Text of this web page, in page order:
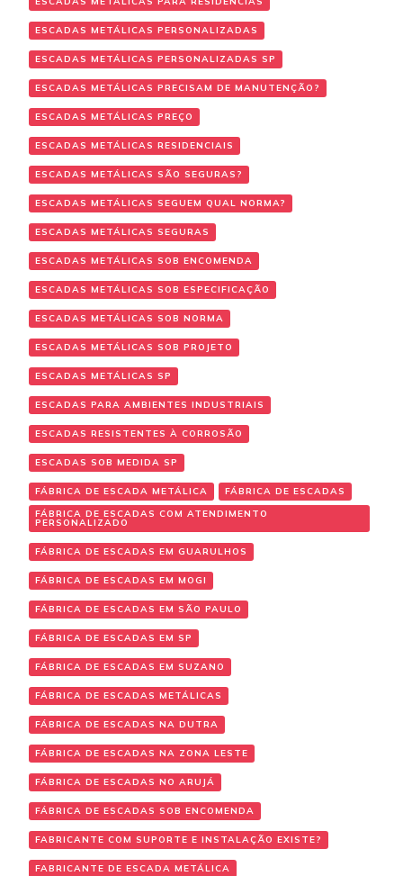
ESCADAS METÁLICAS PERSONALIZADAS
ESCADAS METÁLICAS PERSONALIZADAS SP
ESCADAS METÁLICAS PRECISAM DE MANUTENÇÃO?
ESCADAS METÁLICAS PREÇO
ESCADAS METÁLICAS RESIDENCIAIS
ESCADAS METÁLICAS SÃO SEGURAS?
ESCADAS METÁLICAS SEGUEM QUAL NORMA?
ESCADAS METÁLICAS SEGURAS
ESCADAS METÁLICAS SOB ENCOMENDA
ESCADAS METÁLICAS SOB ESPECIFICAÇÃO
ESCADAS METÁLICAS SOB NORMA
ESCADAS METÁLICAS SOB PROJETO
ESCADAS METÁLICAS SP
ESCADAS PARA AMBIENTES INDUSTRIAIS
ESCADAS RESISTENTES À CORROSÃO
ESCADAS SOB MEDIDA SP
FÁBRICA DE ESCADA METÁLICA
FÁBRICA DE ESCADAS
FÁBRICA DE ESCADAS COM ATENDIMENTO
PERSONALIZADO
FÁBRICA DE ESCADAS EM GUARULHOS
FÁBRICA DE ESCADAS EM MOGI
FÁBRICA DE ESCADAS EM SÃO PAULO
FÁBRICA DE ESCADAS EM SP
FÁBRICA DE ESCADAS EM SUZANO
FÁBRICA DE ESCADAS METÁLICAS
FÁBRICA DE ESCADAS NA DUTRA
FÁBRICA DE ESCADAS NA ZONA LESTE
FÁBRICA DE ESCADAS NO ARUJÁ
FÁBRICA DE ESCADAS SOB ENCOMENDA
FABRICANTE COM SUPORTE E INSTALAÇÃO EXISTE?
FABRICANTE DE ESCADA METÁLICA